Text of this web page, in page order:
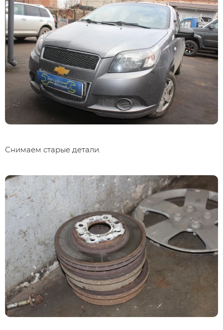
Снимаем старые детали.